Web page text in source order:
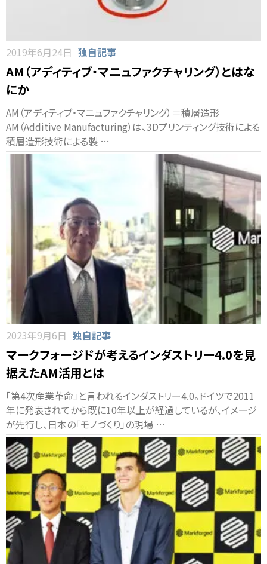
2019年6月24日 独自記事
AM（アディティブ・マニュファクチャリング）とはな
にか
AM（アディティブ・マニュファクチャリング）＝積層造形
AM（Additive Manufacturing）は、3Dプリンティング技術による
積層造形技術による製 …
2023年9月6日 独自記事
マークフォージドが考えるインダストリー4.0を見
据えたAM活用とは
「第4次産業革命」と言われるインダストリー4.0。ドイツで2011
年に発表されてから既に10年以上が経過しているが、イメージ
が先行し、日本の「モノづくり」の現場 …